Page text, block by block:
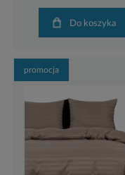
Do koszyka
promocja